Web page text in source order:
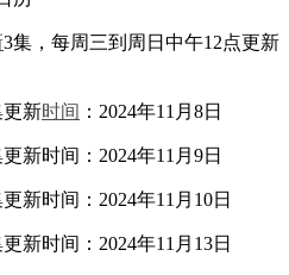
3集，每周三到周日中午12点更新
新时间 ：2024年11月8日
时间：2024年11月9日
时间：2024年11月10日
时间：2024年11月13日